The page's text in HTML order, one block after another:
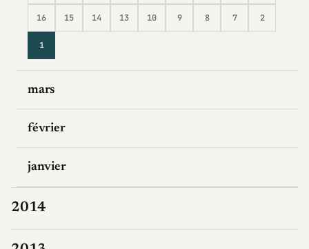
16 15 14 13 10 9 8 7 2
1
mars
février
janvier
2014